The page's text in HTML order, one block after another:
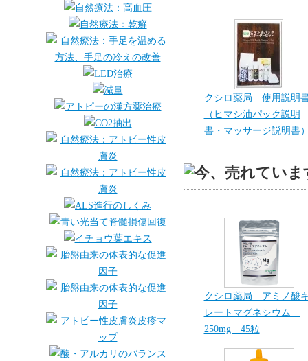
クシロ薬局 使用説明
（ヒマシ油パック説明
書・マッサージ説明書
クシロ薬局 アミノ酸
レートマグネシウム
250mg 45粒